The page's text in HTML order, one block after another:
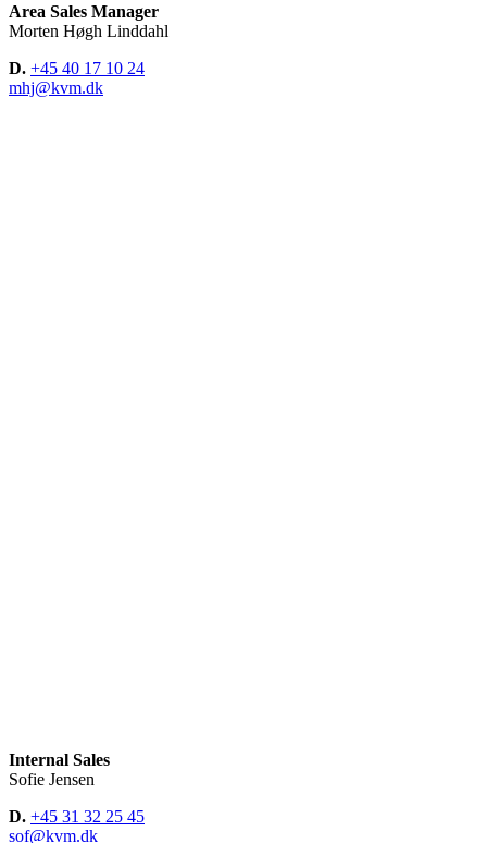
Area Sales Manager
Morten Høgh Linddahl
D. +45 40 17 10 24
mhj@kvm.dk
Internal Sales
Sofie Jensen
D. +45 31 32 25 45
sof@kvm.dk